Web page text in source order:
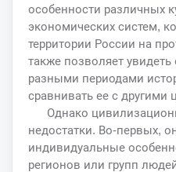
особенности различных
экономических систем,
территории России на
также позволяет
разными периодами
сравнивать ее с другими
Однако
недостатки. Во-первых,
индивидуальные
регионов или групп